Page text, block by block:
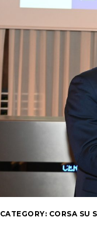
CATEGORY: CORSA SU